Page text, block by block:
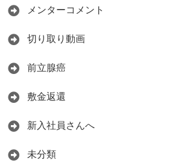
メンターコメント
切り取り動画
前立腺癌
敷金返還
新入社員さんへ
未分類